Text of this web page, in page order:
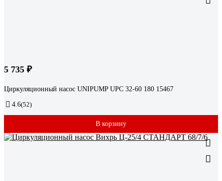
5 735 ₽
Циркуляционный насос UNIPUMP UPС 32-60 180 15467
4.6(52)
В корзину